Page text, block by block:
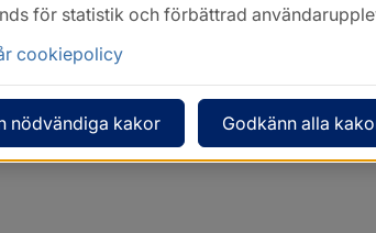
för statistik och förbättrad
cookiepolicy
nödvändiga kakor Godkänn alla